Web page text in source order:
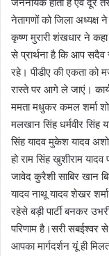
नेतागणों को जिला अध्यक्ष
कृष्ण मुरारी शंखधार ने
से प्रार्थना है कि आप सदैव
रहे। पीडीए की एकता को
रास्ते पर आगे ले जाएं।
ममता मधुकर कमल शर्मा
मलखान सिंह धर्मवीर सिंह
सिंह यादव मुकेश यादव
हो राम सिंह खुशीराम यादव
जावेद कुरैशी साबिर खान
यादव नाथू यादव शेखर
रहेसे बड़ी पार्टी बनकर
परिणाम है।सरी सबईश्वर
आपका मार्गदर्शन यूं ही